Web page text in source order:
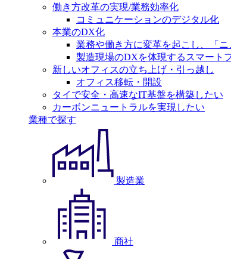
働き方改革の実現/業務効率化
コミュニケーションのデジタル化
本業のDX化
業務や働き方に変革を起こし、「
製造現場のDXを体現するスマート
新しいオフィスの立ち上げ・引っ越し
オフィス移転・開設
タイで安全・高速なIT基盤を構築したい
カーボンニュートラルを実現したい
業種で探す
製造業
商社